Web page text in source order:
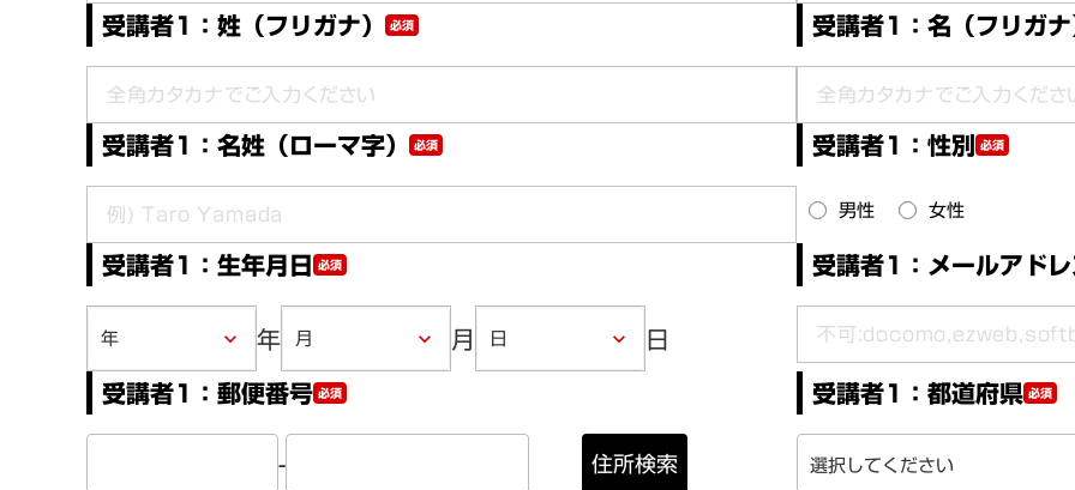
受講者1：姓（フリガナ） 必須 受講者1：名（フリガナ
受講者1：名姓（ローマ字） 必須 受講者1：性別 必須
男性 女性
受講者1：生年月日 必須
keyboard_arrow_down 年 keyboard_arrow_down 月 keyboard_arrow_down 日
受講者1：メールアド
受講者1：郵便番号 必須
- 住所検索
受講者1：都道府県 必須